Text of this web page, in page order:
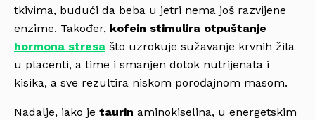
tkivima, budući da beba u jetri nema još razvijene
enzime. Također, kofein stimulira otpuštanje
hormona stresa što uzrokuje sužavanje krvnih žila
u placenti, a time i smanjen dotok nutrijenata i
kisika, a sve rezultira niskom porođajnom masom.
Nadalje, iako je taurin aminokiselina, u energetskim